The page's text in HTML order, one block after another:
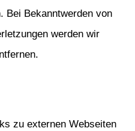
Bei Bekanntwerden von
werden wir
zu externen Webseiten